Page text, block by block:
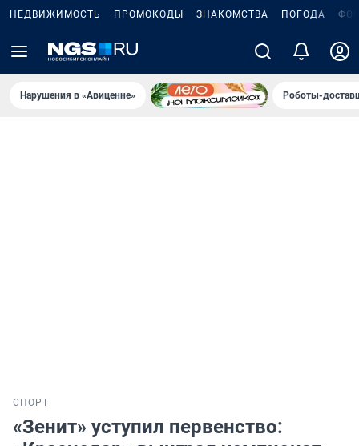
НЕДВИЖИМОСТЬ ПРОМОКОДЫ ЗНАКОМСТВА ПОГОДА
Нарушения в «Авиценне» Роботы-
СПОРТ
«Зенит» уступил первенство: